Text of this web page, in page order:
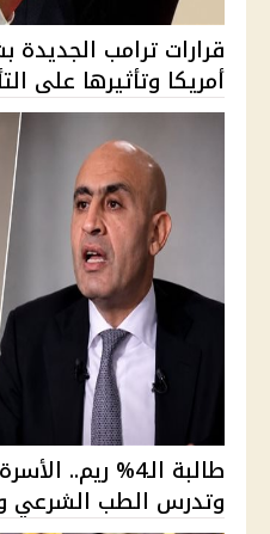
قرارات ترامب
أمريكا وتأثيرها على
طالبة الـ4%
وتدرس الطب الشرعي